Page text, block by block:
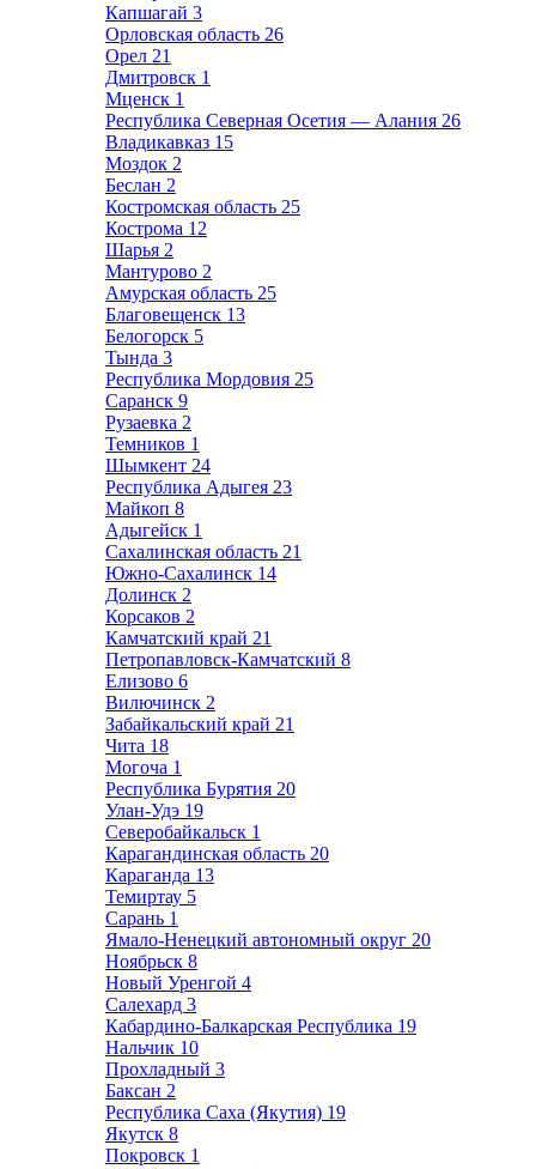
Капшагай 3
Орловская область 26
Орел 21
Дмитровск 1
Мценск 1
Республика Северная Осетия — Алания 26
Владикавказ 15
Моздок 2
Беслан 2
Костромская область 25
Кострома 12
Шарья 2
Мантурово 2
Амурская область 25
Благовещенск 13
Белогорск 5
Тында 3
Республика Мордовия 25
Саранск 9
Рузаевка 2
Темников 1
Шымкент 24
Республика Адыгея 23
Майкоп 8
Адыгейск 1
Сахалинская область 21
Южно-Сахалинск 14
Долинск 2
Корсаков 2
Камчатский край 21
Петропавловск-Камчатский 8
Елизово 6
Вилючинск 2
Забайкальский край 21
Чита 18
Могоча 1
Республика Бурятия 20
Улан-Удэ 19
Северобайкальск 1
Карагандинская область 20
Караганда 13
Темиртау 5
Сарань 1
Ямало-Ненецкий автономный округ 20
Ноябрьск 8
Новый Уренгой 4
Салехард 3
Кабардино-Балкарская Республика 19
Нальчик 10
Прохладный 3
Баксан 2
Республика Саха (Якутия) 19
Якутск 8
Покровск 1